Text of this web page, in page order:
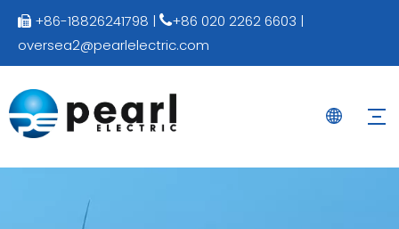
 +86-18826241798 | +86 020 2262 6603 |
oversea2@pearlelectric.com